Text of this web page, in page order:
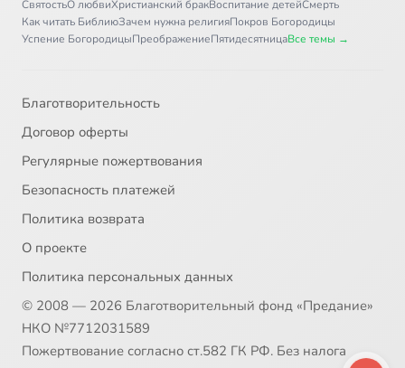
32 Алексий Карпатский, преподобный
Иона Киевский, преподобный
35 Иона, святой пророк
36 Иосиф Оптинский (c)
38 Исаакий, затворник Печерский, преподобный
СвятостьО любвиХристианский бракВоспитание детейСмерть
Как читать БиблиюЗачем нужна религияПокров Богородицы
Успение БогородицыПреображениеПятидесятницаВсе темы →
Благотворительность
Договор оферты
Регулярные пожертвования
Безопасность платежей
Политика возврата
О проекте
Политика персональных данных
© 2008 — 2026 Благотворительный фонд «Предание»
НКО №7712031589
Пожертвование согласно ст.582 ГК РФ. Без налога